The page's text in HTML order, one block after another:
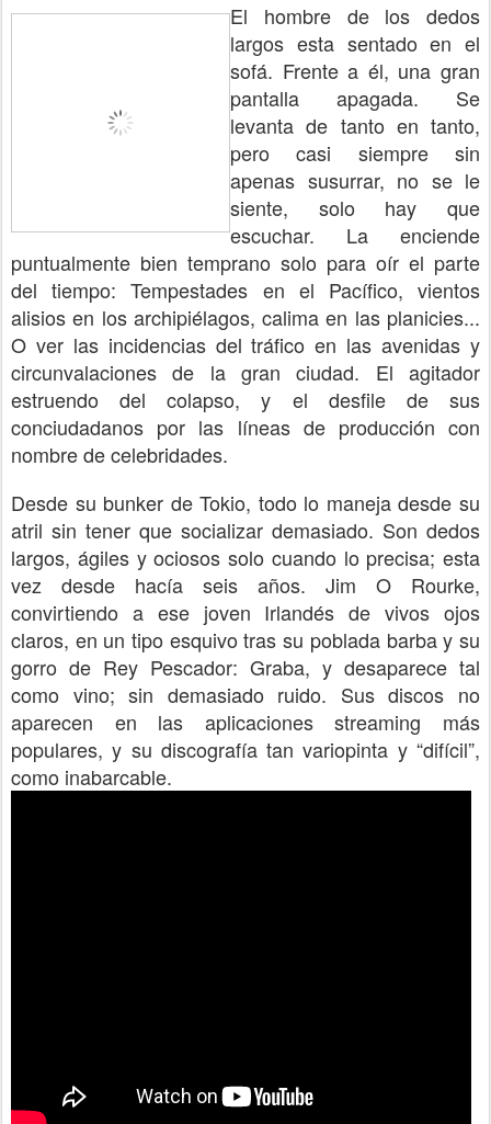
El hombre de los dedos
largos esta sentado en el
sofá. Frente a él, una gran
pantalla apagada. Se
levanta de tanto en tanto,
pero casi siempre sin
apenas susurrar, no se le
siente, solo hay que
escuchar. La enciende
puntualmente bien temprano solo para oír el parte
del tiempo: Tempestades en el Pacífico, vientos
alisios en los archipiélagos, calima en las planicies...
O ver las incidencias del tráfico en las avenidas y
circunvalaciones de la gran ciudad. El agitador
estruendo del colapso, y el desfile de sus
conciudadanos por las líneas de producción con
nombre de celebridades.
Desde su bunker de Tokio, todo lo maneja desde su
atril sin tener que socializar demasiado. Son dedos
largos, ágiles y ociosos solo cuando lo precisa; esta
vez desde hacía seis años. Jim O Rourke,
convirtiendo a ese joven Irlandés de vivos ojos
claros, en un tipo esquivo tras su poblada barba y su
gorro de Rey Pescador: Graba, y desaparece tal
como vino; sin demasiado ruido. Sus discos no
aparecen en las aplicaciones streaming más
populares, y su discografía tan variopinta y “difícil”,
como inabarcable.